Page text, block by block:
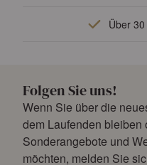
Über
Folgen Sie uns!
Wenn Sie über die
dem Laufenden bleiben
Sonderangebote und
möchten, melden Sie